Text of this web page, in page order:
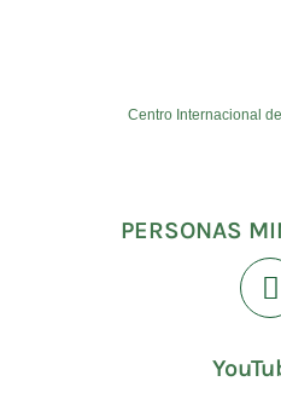
Centro Internacional
PERSONAS